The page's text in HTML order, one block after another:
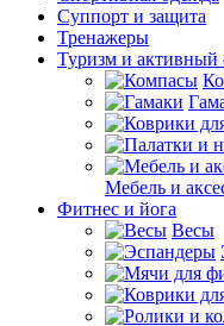
Суппорт и защита
Тренажеры
Туризм и активный
Мебель и
Фитнес и йога
Весы